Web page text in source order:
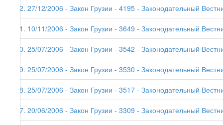
52. 27/12/2006 - Закон Грузии - 4195 - Законодательный
51. 10/11/2006 - Закон Грузии - 3649 - Законодательный
50. 25/07/2006 - Закон Грузии - 3542 - Законодательный
49. 25/07/2006 - Закон Грузии - 3530 - Законодательный
48. 25/07/2006 - Закон Грузии - 3517 - Законодательный
47. 20/06/2006 - Закон Грузии - 3309 - Законодательный